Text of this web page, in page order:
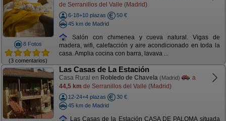
8 Fotos
(3 comentarios)
de Serranillos del Valle (Madrid)
6-18+10 plazas
50 €
45 km de Madrid
Salón con chimenea y cueva natural. Vigas de
madera, wifi, calefacción y aire acondicionado en toda la
casa. Amplia cocina con barra, lavava ...
Las Casas de La Estación
Casa Rural en Robledo de Chavela (Madrid)
a
44,5 km de Serranillos del Valle (Madrid)
12-24+4 plazas
30 €
45 km de Madrid
Las Casas de la Estación CASA DE PALOMA situada